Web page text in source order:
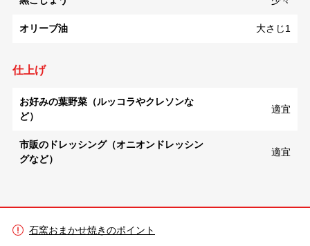
オリーブ油 大さじ1
仕上げ
お好みの葉野菜（ルッコラやクレソンな
ど）
適宜
市販のドレッシング（オニオンドレッシン
グなど）
適宜
石窯おまかせ焼きのポイント